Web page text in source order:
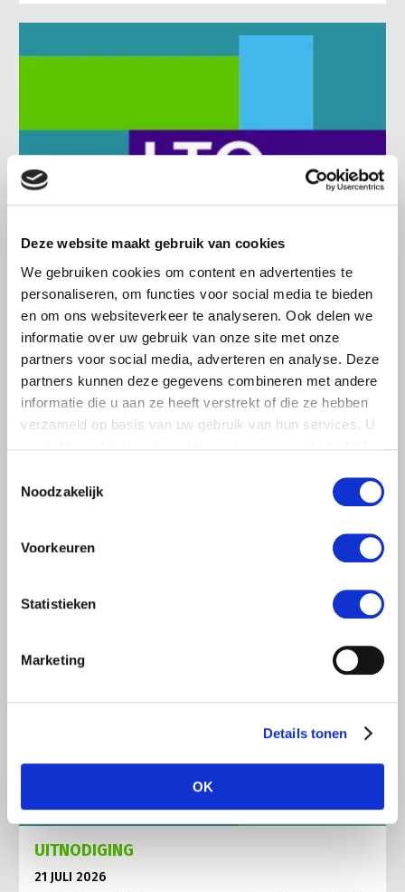
Deze website maakt gebruik van cookies
We gebruiken cookies om content en advertenties te
personaliseren, om functies voor social media te bieden
en om ons websiteverkeer te analyseren. Ook delen we
informatie over uw gebruik van onze site met onze
partners voor social media, adverteren en analyse. Deze
partners kunnen deze gegevens combineren met andere
informatie die u aan ze heeft verstrekt of die ze hebben
verzameld op basis van uw gebruik van hun services. U
Noodzakelijk
Voorkeuren
Statistieken
Marketing
Details tonen
OK
BELANGRIJKE INFORMATIE
21 JULI 2026
Rechtszekerheid van álle
ondernemers staat op het spel
Sinds afgelopen vrijdag zijn de emoties hoog opgelopen
UITNODIGING
21 JULI 2026